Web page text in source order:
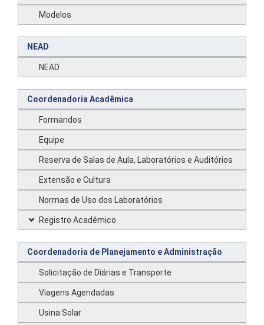
Modelos
NEAD
NEAD
Coordenadoria Acadêmica
Formandos
Equipe
Reserva de Salas de Aula, Laboratórios e Auditórios
Extensão e Cultura
Normas de Uso dos Laboratórios
Registro Acadêmico
Coordenadoria de Planejamento e Administração
Solicitação de Diárias e Transporte
Viagens Agendadas
Usina Solar